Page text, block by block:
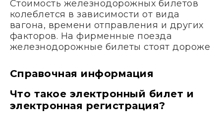
Стоимость железнодорожных билетов
колеблется в зависимости от вида
вагона, времени отправления и других
факторов. На фирменные поезда
железнодорожные билеты стоят дороже
Справочная информация
Что такое электронный билет и
электронная регистрация?